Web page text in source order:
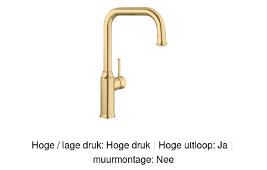
Hoge / lage druk: Hoge druk | Hoge uitloop: Ja |
muurmontage: Nee